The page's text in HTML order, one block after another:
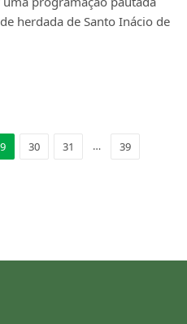
herdada de Santo Inácio de
30 31 … 39